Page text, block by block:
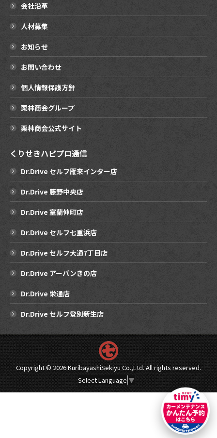
会社沿革
人材募集
お知らせ
お問い合わせ
個人情報保護方針
栗林商会グループ
栗林商会公式サイト
くりせきハピプロ通信
Dr.Drive セルフ雁来インター店
Dr.Drive 藤野中央店
Dr.Drive 室蘭仲町店
Dr.Drive セルフ七重浜店
Dr.Drive セルフ大通7丁目店
Dr.Drive アーバンきの店
Dr.Drive 栄通店
Dr.Drive セルフ登別新生店
Copyright ©2026 KuribayashiSekiyu Co.,Ltd. All rights reserved.
Select Language ▼